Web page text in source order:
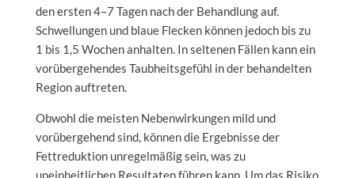
den ersten 4–7 Tagen nach der Behandlung auf.
Schwellungen und blaue Flecken können jedoch bis zu
1 bis 1,5 Wochen anhalten. In seltenen Fällen kann ein
vorübergehendes Taubheitsgefühl in der behandelten
Region auftreten.
Obwohl die meisten Nebenwirkungen mild und
vorübergehend sind, können die Ergebnisse der
Fettreduktion unregelmäßig sein, was zu
uneinheitlichen Resultaten führen kann. Um das Risiko